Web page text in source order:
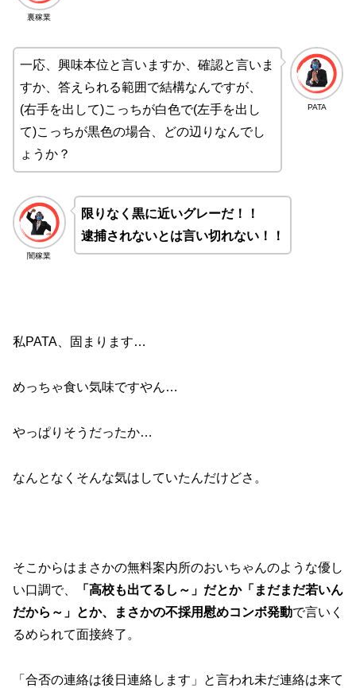
裏稼業
PATA
一応、興味本位と言いますか、確認と言いま
すか、答えられる範囲で結構なんですが、
(右手を出して)こっちが白色で(左手を出し
て)こっちが黒色の場合、どの辺りなんでし
ょうか？
闇稼業
限りなく黒に近いグレーだ！！
逮捕されないとは言い切れない！！
私PATA、固まります…
めっちゃ食い気味ですやん…
やっぱりそうだったか…
なんとなくそんな気はしていたんだけどさ。
そこからはまさかの無料案内所のおいちゃんのような優し
い口調で、
「高校も出てるし～」だとか「まだまだ若いん
だから～」とか、まさかの不採用慰めコンボ発動で言いく
るめられて面接終了。
「合否の連絡は後日連絡します」と言われ未だ連絡は来て